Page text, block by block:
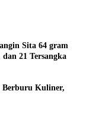
Sita 64 gram
21 Tersangka
Berburu Kuliner,